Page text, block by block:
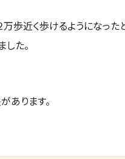
万歩近く歩けるようになった
た。
あります。